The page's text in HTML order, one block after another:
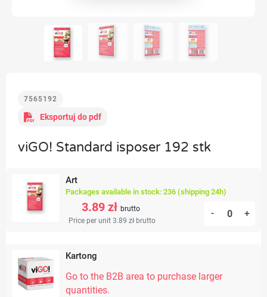
7565192
Eksportuj do pdf
viGO! Standard isposer 192 stk
Art
Packages available in stock: 236 (shipping 24h)
3.89 zł brutto
Price per unit 3.89 zł brutto
- +
Kartong
Go to the B2B area to purchase larger
quantities.